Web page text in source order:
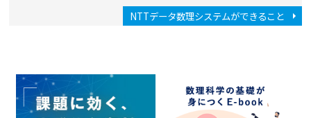
NTTデータ数理システムができること